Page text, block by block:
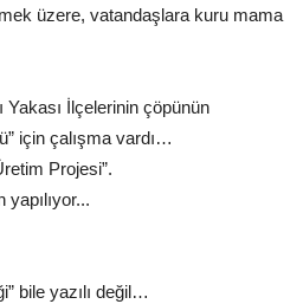
üzere, vatandaşlara kuru mama
Yakası İlçelerinin çöpünün
için çalışma vardı…
Projesi”.
bile yazılı değil…